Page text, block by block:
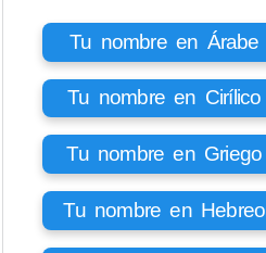
Tu nombre en Árabe
Tu nombre en Cirílico
Tu nombre en Griego
Tu nombre en Hebreo